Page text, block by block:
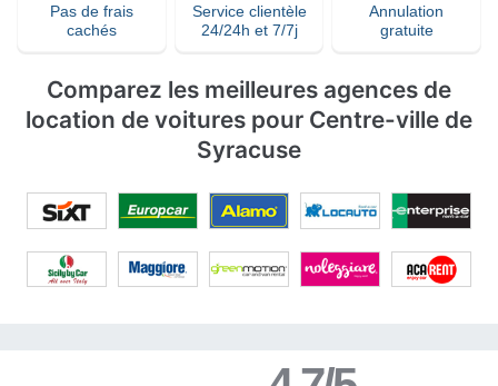
Pas de frais
cachés
Service clientèle
24/24h et 7/7j
Annulation
gratuite
Comparez les meilleures agences de
location de voitures pour Centre-ville de
Syracuse